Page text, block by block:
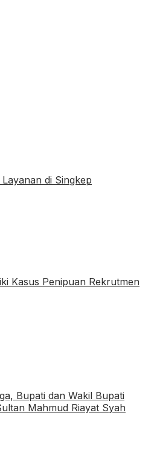
di Singkep
Kasus Penipuan Rekrutmen
Bupati dan Wakil Bupati
Mahmud Riayat Syah